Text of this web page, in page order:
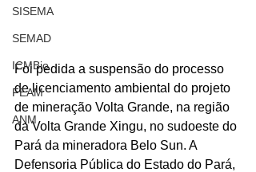
SISEMA
SEMAD
ICMBio
FEAM
ANM
Foi pedida a suspensão do processo
de licenciamento ambiental do projeto
de mineração Volta Grande, na região
da Volta Grande Xingu, no sudoeste do
Pará da mineradora Belo Sun. A
Defensoria Pública do Estado do Pará,